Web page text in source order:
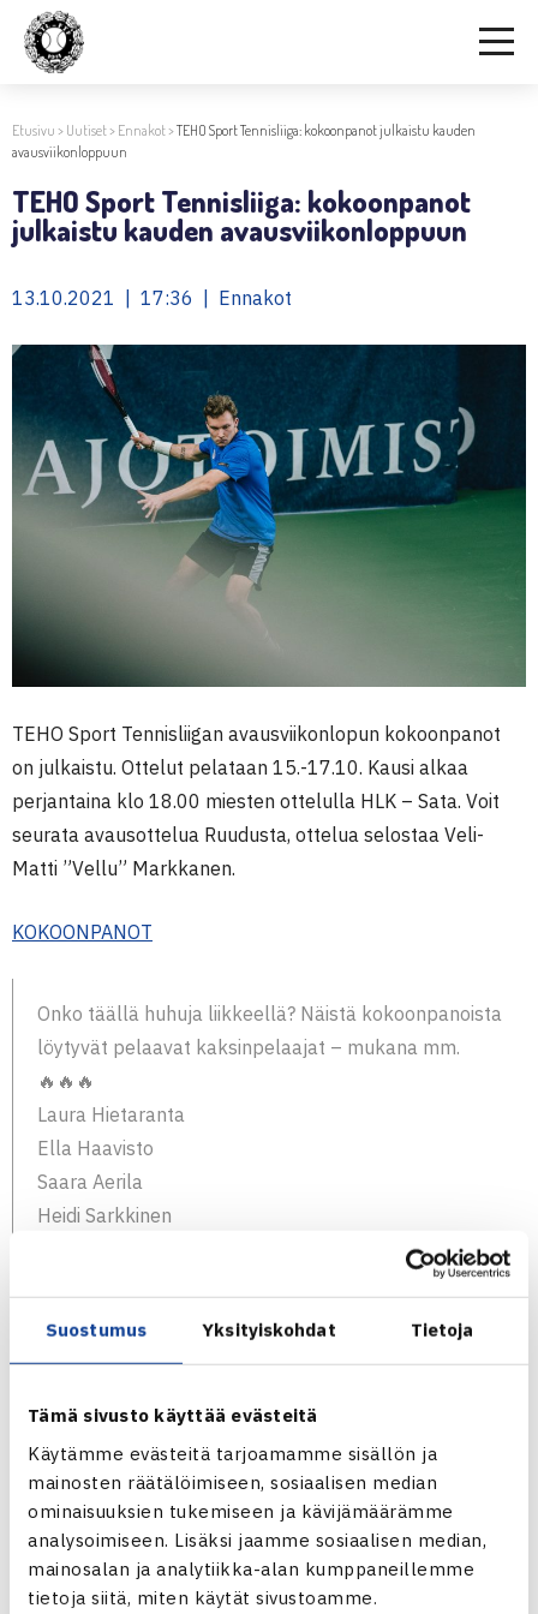
Suostumus Yksityiskohdat Tietoja
Tämä sivusto käyttää evästeitä
Käytämme evästeitä tarjoamamme sisällön ja
mainosten räätälöimiseen, sosiaalisen median
ominaisuuksien tukemiseen ja kävijämäärämme
analysoimiseen. Lisäksi jaamme sosiaalisen median,
mainosalan ja analytiikka-alan kumppaneillemme
tietoja siitä, miten käytät sivustoamme.
Etusivu > Uutiset> Ennakot>TEHO Sport Tennisliiga: kokoonpanot julkaistu kauden
avausviikonloppuun
TEHO Sport Tennisliiga: kokoonpanot
julkaistu kauden avausviikonloppuun
13.10.2021 | 17:36 | Ennakot
TEHO Sport Tennisliigan avausviikonlopun kokoonpanot
on julkaistu. Ottelut pelataan 15.-17.10. Kausi alkaa
perjantaina klo 18.00 miesten ottelulla HLK – Sata. Voit
seurata avausottelua Ruudusta, ottelua selostaa Veli-
Matti ”Vellu” Markkanen.
KOKOONPANOT
Onko täällä huhuja liikkeellä? Näistä kokoonpanoista
löytyvät pelaavat kaksinpelaajat – mukana mm.
🔥🔥🔥
Laura Hietaranta
Ella Haavisto
Saara Aerila
Heidi Sarkkinen
https://t.co/sXFHqUAKkk
2021
Hurja on kattaus, kenet nähdään kentillä
avausviikonloppuna?